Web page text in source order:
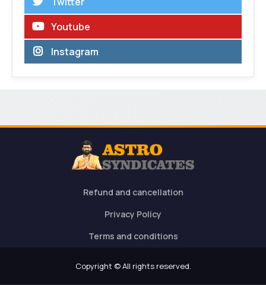
Youtube
Instagram
Refund and cancellation
Privacy Policy
Terms and conditions
Copyright © All rights reserved.